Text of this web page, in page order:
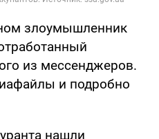
злоумышленник
из мессенджеров.
и подробно
нашли